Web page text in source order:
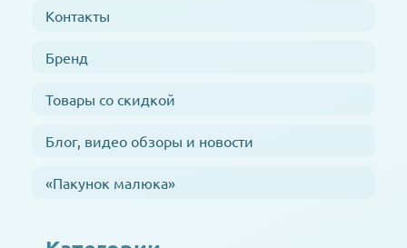
Контакты
Бренд
Товары со скидкой
Блог, видео обзоры и новости
«Пакунок малюка»